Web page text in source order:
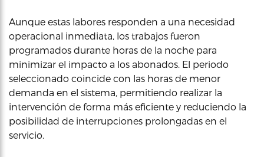
Aunque estas labores responden a una necesidad
operacional inmediata, los trabajos fueron
programados durante horas de la noche para
minimizar el impacto a los abonados. El periodo
seleccionado coincide con las horas de menor
demanda en el sistema, permitiendo realizar la
intervención de forma más eficiente y reduciendo la
posibilidad de interrupciones prolongadas en el
servicio.